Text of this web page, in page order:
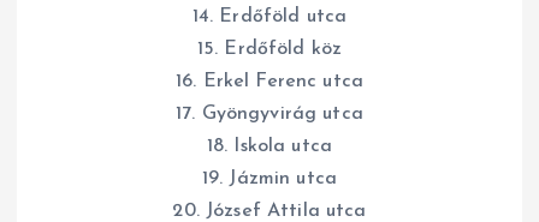
14. Erdőföld utca
15. Erdőföld köz
16. Erkel Ferenc utca
17. Gyöngyvirág utca
18. Iskola utca
19. Jázmin utca
20. József Attila utca